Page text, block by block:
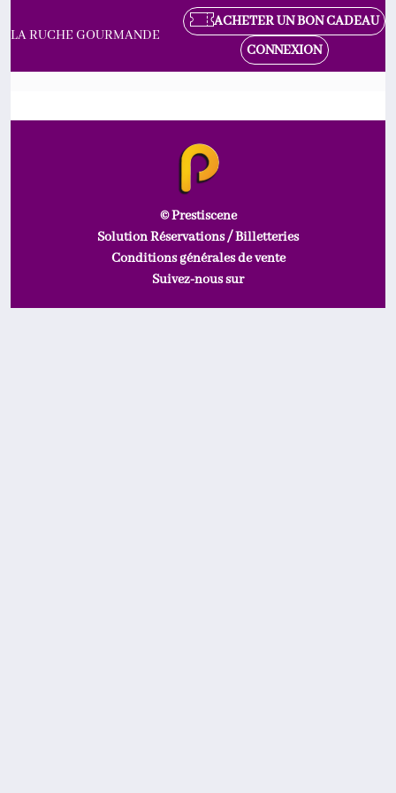
LA RUCHE GOURMANDE
ACHETER UN BON CADEAU
CONNEXION
© Prestiscene
Solution Réservations / Billetteries
Conditions générales de vente
Suivez-nous sur